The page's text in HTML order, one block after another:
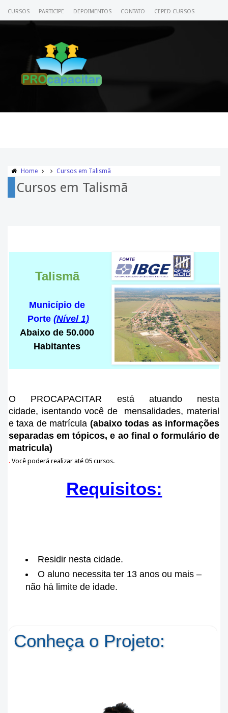
CURSOS PARTICIPE DEPOIMENTOS CONTATO CEPED CURSOS
Home Cursos em Talismã
Cursos em Talismã
Talismã
Município de
Porte (Nível 1)
Abaixo de 50.000
Habitantes
O PROCAPACITAR está atuando nesta
cidade, isentando você de mensalidades, material
e taxa de matrícula (abaixo todas as informações
separadas em tópicos, e ao final o formulário de
matricula)
. Você poderá realizar até 05 cursos.
Requisitos:
Residir nesta cidade.
O aluno necessita ter 13 anos ou mais –
não há limite de idade.